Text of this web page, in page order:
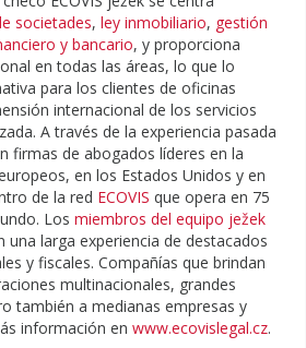
societades, ley inmobiliario, gestión
y bancario, y proporciona
en todas las áreas, lo que lo
para los clientes de oficinas
internacional de los servicios
A través de la experiencia pasada
firmas de abogados líderes en la
en los Estados Unidos y en
de la red ECOVIS que opera en 75
Los miembros del equipo ježek
una larga experiencia de destacados
y fiscales. Compañías que brindan
multinacionales, grandes
también a medianas empresas y
información en www.ecovislegal.cz.